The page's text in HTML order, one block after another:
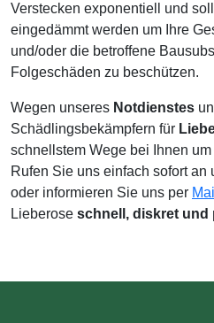
Verstecken exponentiell und
eingedämmt werden um Ihre
und/oder die betroffene
Folgeschäden zu beschützen.
Wegen unseres Notdienstes
Schädlingsbekämpfern für
schnellstem Wege bei Ihnen
Rufen Sie uns einfach sofort an
oder informieren Sie uns per Mail
Lieberose schnell, diskret und